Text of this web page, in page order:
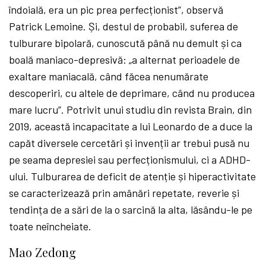
îndoială, era un pic prea perfecționist”, observă
Patrick Lemoine. Și, destul de probabil, suferea de
tulburare bipolară, cunoscută până nu demult și ca
boală maniaco-depresivă: „a alternat perioadele de
exaltare maniacală, când făcea nenumărate
descoperiri, cu altele de deprimare, când nu producea
mare lucru”. Potrivit unui studiu din revista Brain, din
2019, această incapacitate a lui Leonardo de a duce la
capăt diversele cercetări și invenții ar trebui pusă nu
pe seama depresiei sau perfecționismului, ci a ADHD-
ului. Tulburarea de deficit de atenție și hiperactivitate
se caracterizează prin amânări repetate, reverie și
tendința de a sări de la o sarcină la alta, lăsându-le pe
toate neîncheiate.
Mao Zedong